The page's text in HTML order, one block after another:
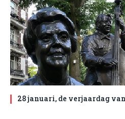
28 januari, de verjaardag